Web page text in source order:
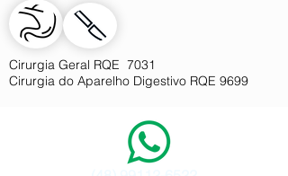
Cirurgia Geral RQE 7031
Cirurgia do Aparelho Digestivo RQE 9699